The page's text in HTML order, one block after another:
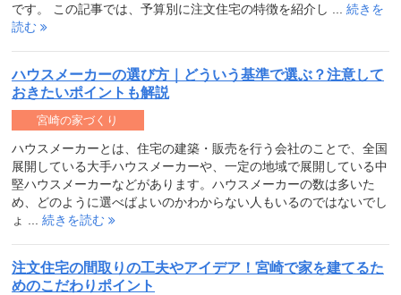
です。 この記事では、予算別に注文住宅の特徴を紹介し ... 続きを
読む
ハウスメーカーの選び方｜どういう基準で選ぶ？注意して
おきたいポイントも解説
ハウスメーカーとは、住宅の建築・販売を行う会社のことで、全国
展開している大手ハウスメーカーや、一定の地域で展開している中
堅ハウスメーカーなどがあります。ハウスメーカーの数は多いた
め、どのように選べばよいのかわからない人もいるのではないでし
ょ ... 続きを読む
宮崎の家づくり
注文住宅の間取りの工夫やアイデア！宮崎で家を建てるた
めのこだわりポイント